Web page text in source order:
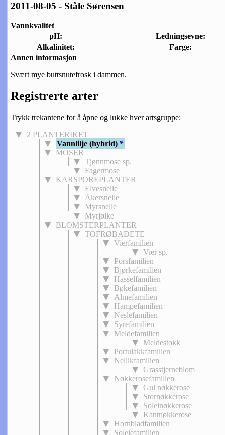
2011-08-05 - Ståle Sørensen
Vannkvalitet
pH:
—
Ledningsevne:
Alkalinitet:
—
Farge:
Annen informasjon
Svært mye buttsnutefrosk i dammen.
Registrerte arter
Trykk trekantene for å åpne og lukke hver artsgruppe:
2 PLANTERIKET
Vannlilje (hybrid) *
MOSER
Tjønnmose sp.
Fagermose
KARSPOREPLANTER
Elvesnelle
Åkersnelle
Myrsnelle
Myrjølke
BLOMSTERPLANTER
TOFRØBADETE
Vierfamilien
Vier sp.
Porsfamilien
Bjørkefamilien
Hasselfamilien
Bøkefamilien
Almefamilien
Hampefamilien
Neslefamilien
Syrefamilien
Meldefamilien
Meldestokk
Portulakkfamilien
Nellikfamilien
Grasstjerneblom
Nøkkerosefamilien
Gul nøkkerose
Stornøkkerose
Soleinøkkerose
Kantnøkkerose
Hornbladfamilien
Soleiefamilien